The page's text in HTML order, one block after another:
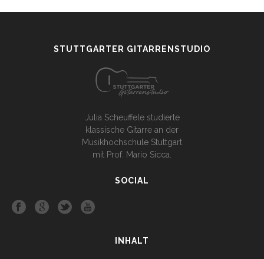
STUTTGARTER GITARRENSTUDIO
Julia Scheuffele studierte
klassische Gitarre an der
Musikhochschule Stuttgart
mit Prof. Mario Sicca.
SOCIAL
INHALT